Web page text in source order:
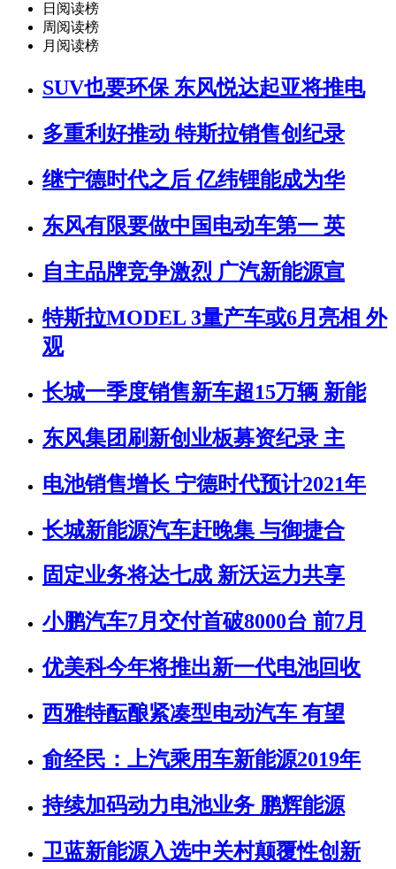
日阅读榜
周阅读榜
月阅读榜
SUV也要环保 东风悦达起亚将推电
多重利好推动 特斯拉销售创纪录
继宁德时代之后 亿纬锂能成为华
东风有限要做中国电动车第一 英
自主品牌竞争激烈 广汽新能源宣
特斯拉MODEL 3量产车或6月亮相 外
观
长城一季度销售新车超15万辆 新能
东风集团刷新创业板募资纪录 主
电池销售增长 宁德时代预计2021年
长城新能源汽车赶晚集 与御捷合
固定业务将达七成 新沃运力共享
小鹏汽车7月交付首破8000台 前7月
优美科今年将推出新一代电池回收
西雅特酝酿紧凑型电动汽车 有望
俞经民：上汽乘用车新能源2019年
持续加码动力电池业务 鹏辉能源
卫蓝新能源入选中关村颠覆性创新